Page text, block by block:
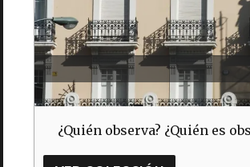
¿Quién observa? ¿Quién es